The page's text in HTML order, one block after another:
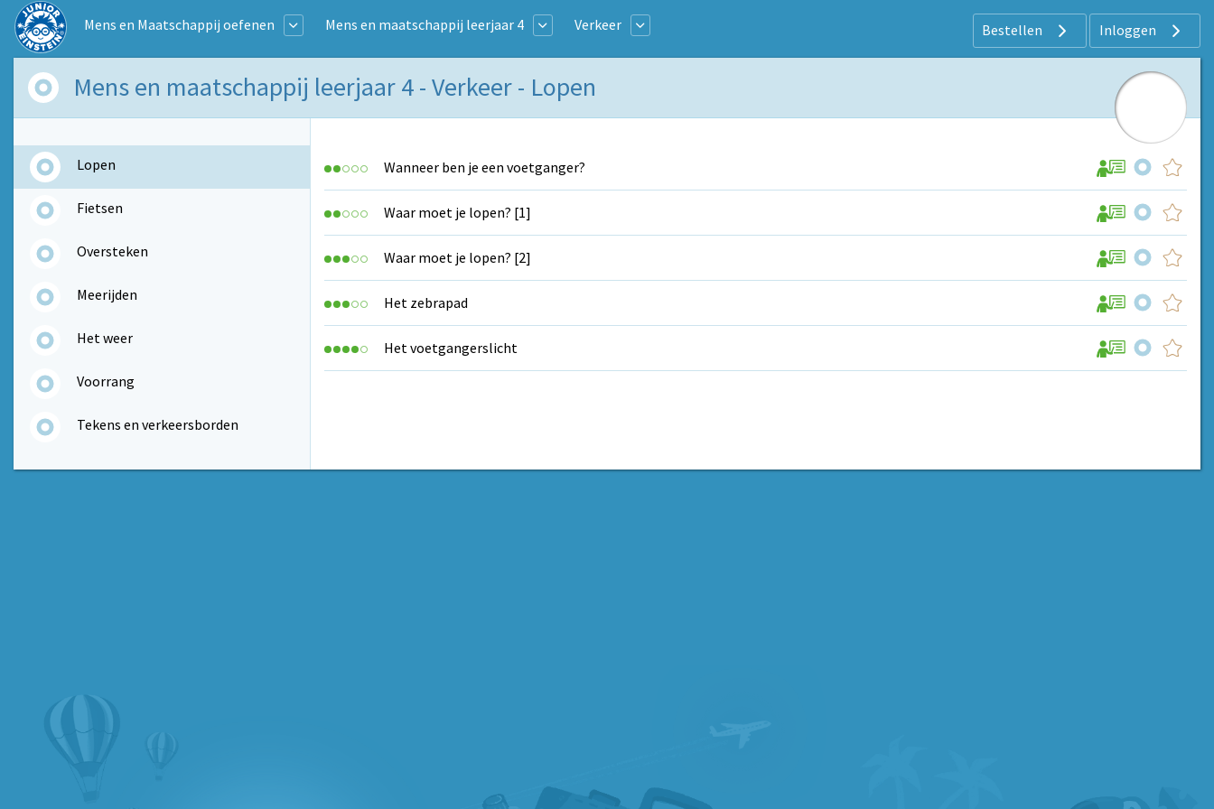
Mens en Maatschappij oefenen Mens en maatschappij leerjaar 4 Verkeer Bestellen Inloggen
Mens en maatschappij leerjaar 4 - Verkeer - Lopen
Lopen
Fietsen
Oversteken
Meerijden
Het weer
Voorrang
Tekens en verkeersborden
Wanneer ben je een voetganger?
Waar moet je lopen? [1]
Waar moet je lopen? [2]
Het zebrapad
Het voetgangerslicht